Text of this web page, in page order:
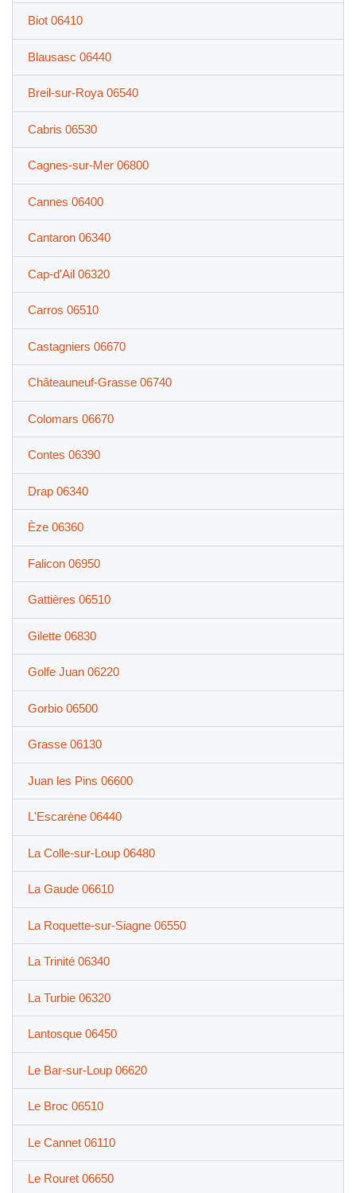
Biot 06410
Blausasc 06440
Breil-sur-Roya 06540
Cabris 06530
Cagnes-sur-Mer 06800
Cannes 06400
Cantaron 06340
Cap-d'Ail 06320
Carros 06510
Castagniers 06670
Châteauneuf-Grasse 06740
Colomars 06670
Contes 06390
Drap 06340
Èze 06360
Falicon 06950
Gattières 06510
Gilette 06830
Golfe Juan 06220
Gorbio 06500
Grasse 06130
Juan les Pins 06600
L'Escarène 06440
La Colle-sur-Loup 06480
La Gaude 06610
La Roquette-sur-Siagne 06550
La Trinité 06340
La Turbie 06320
Lantosque 06450
Le Bar-sur-Loup 06620
Le Broc 06510
Le Cannet 06110
Le Rouret 06650